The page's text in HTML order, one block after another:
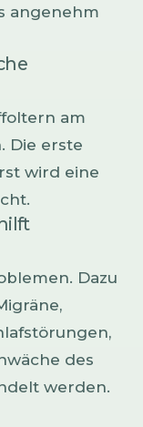
angenehm
am
Die erste
wird eine
Dazu
des
werden.